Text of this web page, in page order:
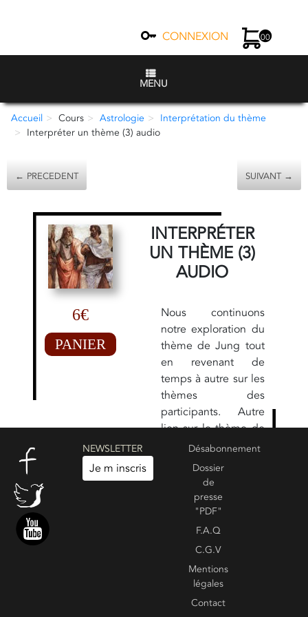
CONNEXION 00
MENU
Accueil Cours Astrologie
Interprétation du thème
Interpréter un thème (3) audio
← PRECEDENT SUIVANT →
6€
PANIER
INTERPRÉTER
UN THÈME (3)
AUDIO
Nous continuons
notre exploration du
thème de Jung tout
en revenant de
temps à autre sur les
thèmes des
participants. Autre
lien sur le thème de
Jung :JUNG (1/5) :
LE THÈME DE
NAISSANCE
COMME REFLET DU
Voir les commentaires :
NEWSLETTER
Je m inscris
Désabonnement
Dossier
de
presse
"PDF"
F.A.Q
C.G.V
Mentions
légales
Contact